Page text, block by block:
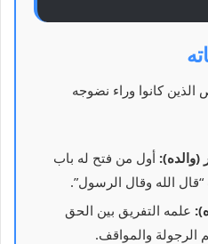
كانوا وراء نضوجه
(والده): أول من فتح له باب
الله وقال الرسول”.
علمه التفريق بين الحق
الرجولة والمواقف.